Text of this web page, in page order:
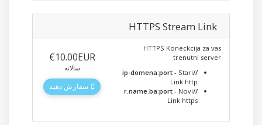
HTTPS Stream Link
HTTPS Koneckcija za vas
trenutni server
//ip-domena:port
- Stari
Link http
//r.name.ba:port
- Novi
Link https
‎€10.00EUR
سالانه
سفارش دهید